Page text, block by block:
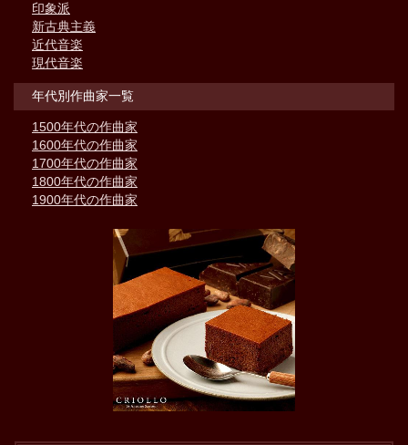
印象派
新古典主義
近代音楽
現代音楽
年代別作曲家一覧
1500年代の作曲家
1600年代の作曲家
1700年代の作曲家
1800年代の作曲家
1900年代の作曲家